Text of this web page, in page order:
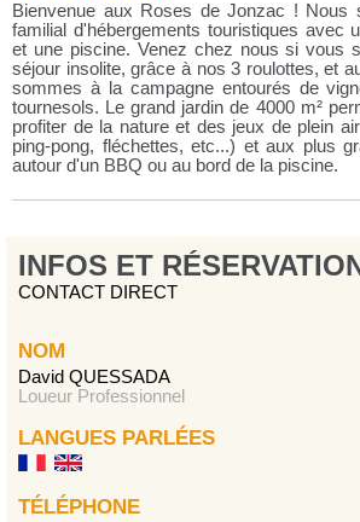
Bienvenue aux Roses de Jonzac ! Nous
familial d'hébergements touristiques avec
et une piscine. Venez chez nous si vous
séjour insolite, grâce à nos 3 roulottes, et
sommes à la campagne entourés de
tournesols. Le grand jardin de 4000 m²
profiter de la nature et des jeux de plein
ping-pong, fléchettes, etc...) et aux plus
autour d'un BBQ ou au bord de la piscine.
INFOS ET
CONTACT DIRECT
NOM
David QUESSADA
Loueur Professionnel
LANGUES PARLÉES
TÉLÉPHONE